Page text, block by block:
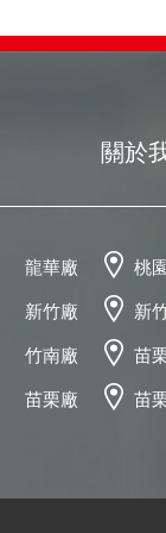
關於
龍華廠 桃
新竹廠 新
竹南廠 苗
苗栗廠 苗